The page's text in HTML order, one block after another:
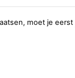
moet je eerst